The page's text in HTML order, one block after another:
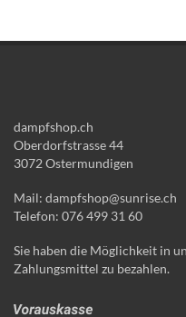
dampfshop.ch
Oberdorfstrasse 44
3072 Ostermundigen
Mail: dampfshop@sunrise.ch
Telefon: 076 499 31 60
Sie haben die Möglichkeit in
Zahlungsmittel zu bezahlen.